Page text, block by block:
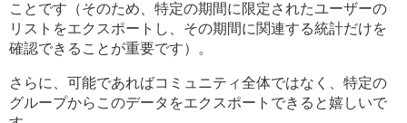
ことです（そのため、特定の期間に限定されたユーザーの
リストをエクスポートし、その期間に関連する統計だけを
確認できることが重要です）。
さらに、可能であればコミュニティ全体ではなく、特定の
グループからこのデータをエクスポートできると嬉しいで